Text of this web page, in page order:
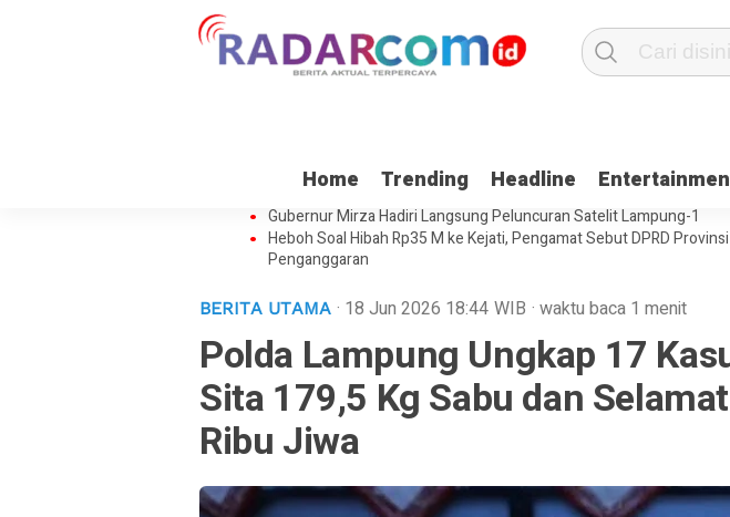
Home Trending Headline
Pemprov Lampung Bantah Tuduhan LSM Fokal, Tegaskan Tak
Soal Keamanan Data Satelit Lampung-1, BRIN Jamin Aman
Gubernur Mirza Hadiri Langsung Peluncuran Satelit Lampung-1
Heboh Soal Hibah Rp35 M ke Kejati, Pengamat Sebut DPRD
Penganggaran
BERITA UTAMA · 18 Jun 2026 18:44 WIB · waktu baca 1 menit
Polda Lampung Ungkap 17
Sita 179,5 Kg Sabu dan
Ribu Jiwa